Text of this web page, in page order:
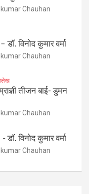
Chauhan
विनोद कुमार वर्मा
Chauhan
तीजन बाई- डुमन
Chauhan
विनोद कुमार वर्मा
Chauhan